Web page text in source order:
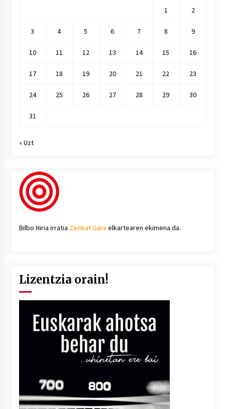
1
2
3 4 5 6 7 8 9
10 11 12 13 14 15 16
17 18 19 20 21 22 23
24 25 26 27 28 29 30
31
« Uzt
Bilbo Hiria irratia Zenbat Gara elkartearen ekimena da.
Lizentzia orain!